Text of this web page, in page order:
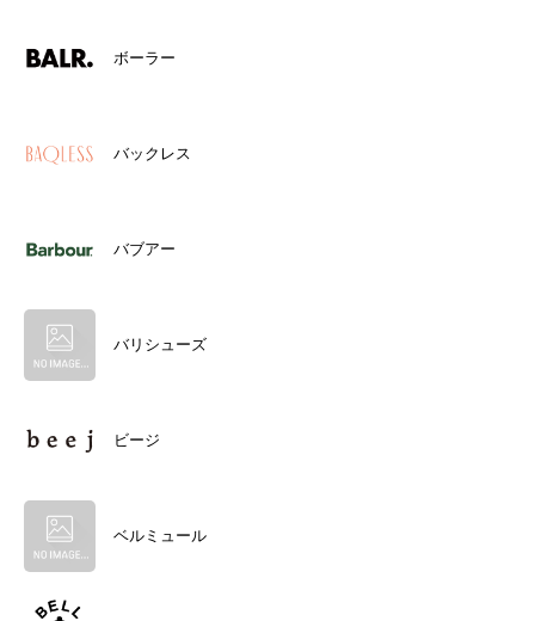
ボーラー
バックレス
バブアー
バリシューズ
ビージ
ベルミュール